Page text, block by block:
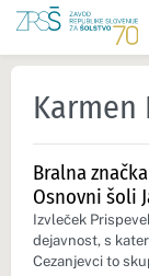
Karmen
Bralna
Osnovni šoli
Izvleček
dejavnost, s
Cezanjevci to